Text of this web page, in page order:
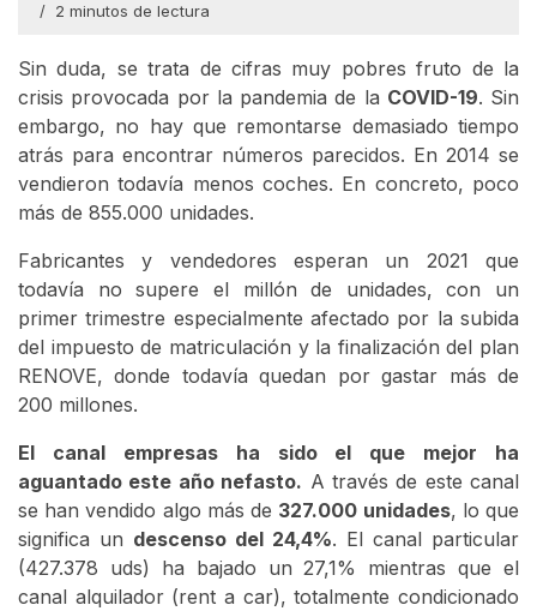
2 minutos de lectura
Sin duda, se trata de cifras muy pobres fruto de la
crisis provocada por la pandemia de la COVID-19. Sin
embargo, no hay que remontarse demasiado tiempo
atrás para encontrar números parecidos. En 2014 se
vendieron todavía menos coches. En concreto, poco
más de 855.000 unidades.
Fabricantes y vendedores esperan un 2021 que
todavía no supere el millón de unidades, con un
primer trimestre especialmente afectado por la subida
del impuesto de matriculación y la finalización del plan
RENOVE, donde todavía quedan por gastar más de
200 millones.
El canal empresas ha sido el que mejor ha
aguantado este año nefasto. A través de este canal
se han vendido algo más de 327.000 unidades, lo que
significa un descenso del 24,4%. El canal particular
(427.378 uds) ha bajado un 27,1% mientras que el
canal alquilador (rent a car), totalmente condicionado